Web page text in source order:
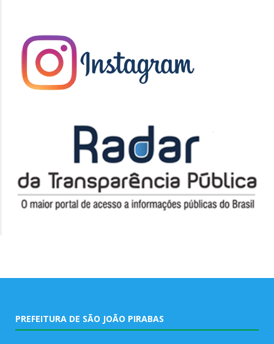
PREFEITURA DE SÃO JOÃO PIRABAS